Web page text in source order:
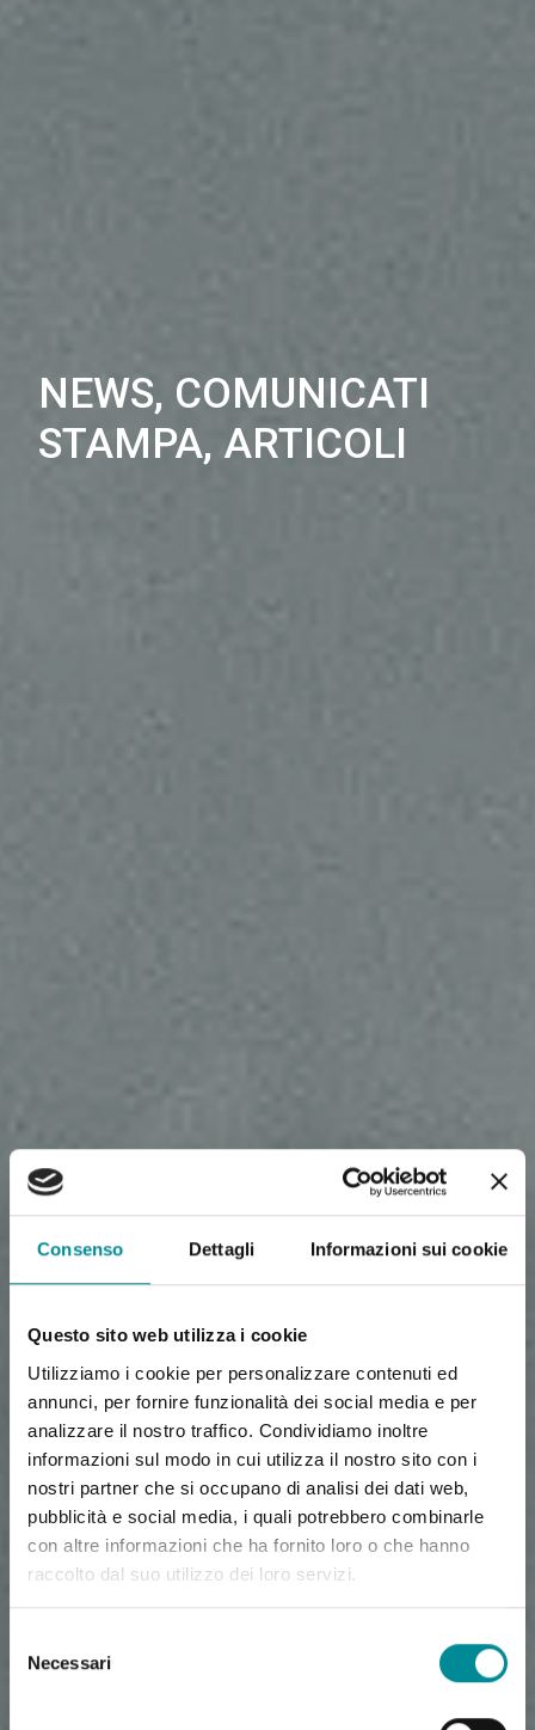
Consenso Dettagli Informazioni sui cookie
Questo sito web utilizza i cookie
Utilizziamo i cookie per personalizzare contenuti ed
annunci, per fornire funzionalità dei social media e per
analizzare il nostro traffico. Condividiamo inoltre
informazioni sul modo in cui utilizza il nostro sito con i
nostri partner che si occupano di analisi dei dati web,
pubblicità e social media, i quali potrebbero combinarle
con altre informazioni che ha fornito loro o che hanno
raccolto dal suo utilizzo dei loro servizi.
delNecessari
NEWS, COMUNICATI
STAMPA, ARTICOLI